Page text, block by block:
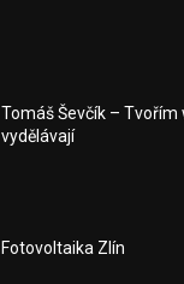
Tomáš Ševčík – Tvořím
vydělávají
Fotovoltaika Zlín